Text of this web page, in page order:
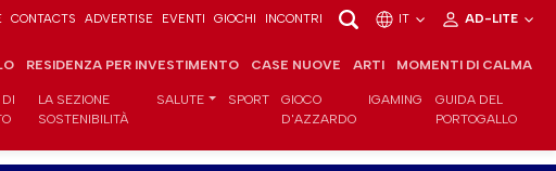
CONTACTS ADVERTISE EVENTI GIOCHI INCONTRI IT AD-LITE
RESIDENZA PER INVESTIMENTO CASE NUOVE ARTI MOMENTI DI CALMA
LA SEZIONE
SOSTENIBILITÀ
SALUTE SPORT
GIOCO
D'AZZARDO
IGAMING
GUIDA DEL
PORTOGALLO